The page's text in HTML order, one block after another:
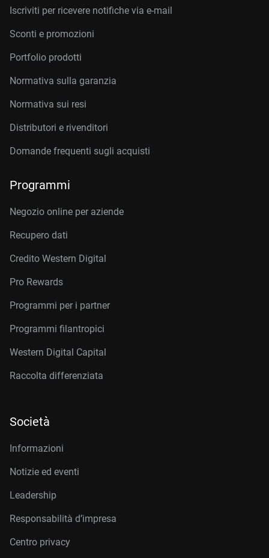
Iscriviti per ricevere notifiche via e-mail
Sconti e promozioni
Portfolio prodotti
Normativa sulla garanzia
Normativa sui resi
Distributori e rivenditori
Domande frequenti sugli acquisti
Programmi
Negozio online per aziende
Recupero dati
Credito Western Digital
Pro Rewards
Programmi per i partner
Programmi filantropici
Western Digital Capital
Raccolta differenziata
Società
Informazioni
Notizie ed eventi
Leadership
Responsabilità d’impresa
Centro privacy